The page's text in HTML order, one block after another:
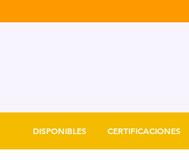
DISPONIBLES CERTIFICACIONES